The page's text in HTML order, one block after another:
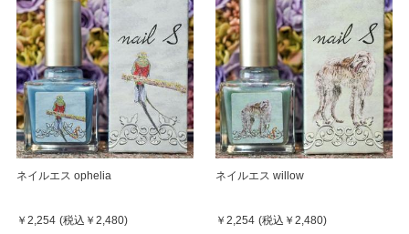
ネイルエス ophelia
￥2,254 (税込 ￥2,480)
ネイルエス willow
￥2,254 (税込 ￥2,480)